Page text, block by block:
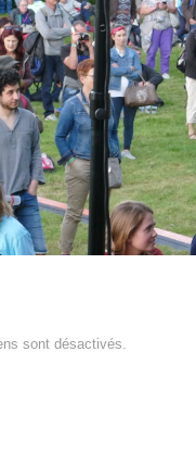
sont désactivés.